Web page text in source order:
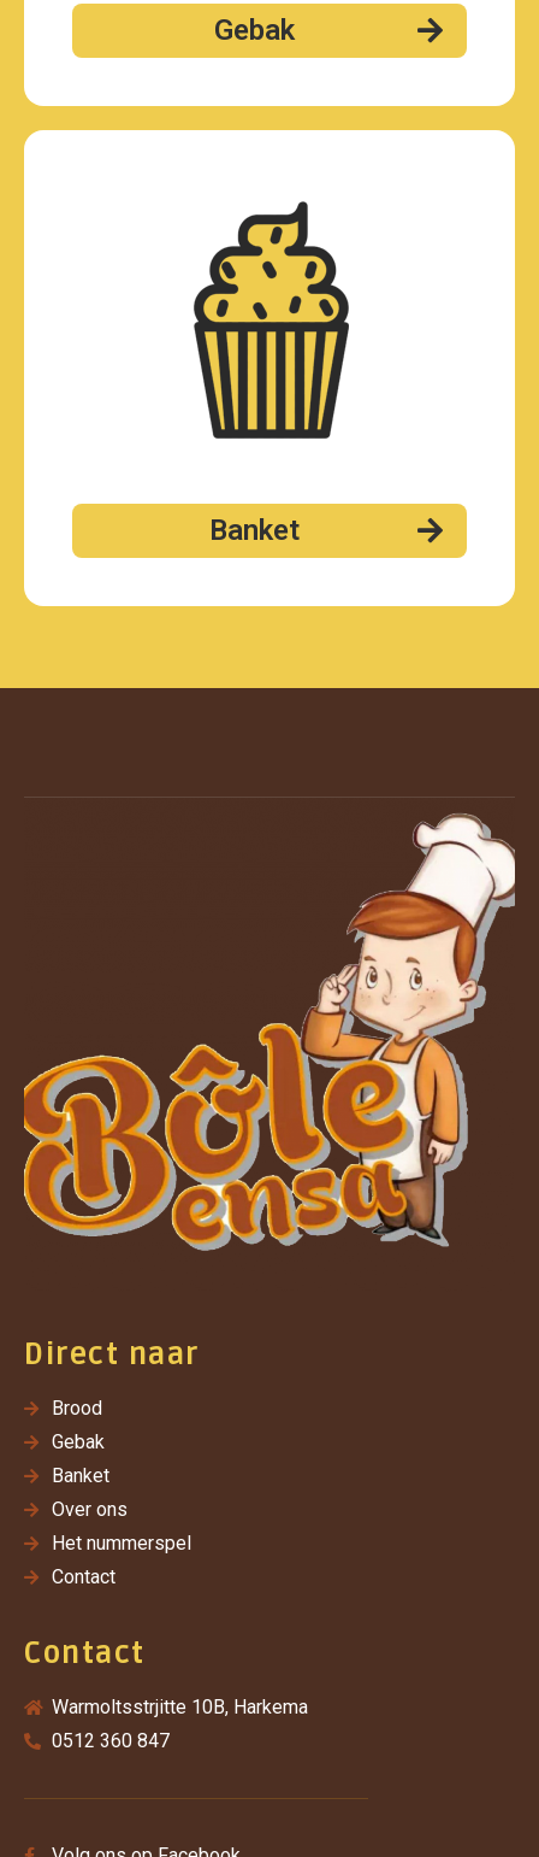
Gebak
Banket
Direct naar
Brood
Gebak
Banket
Over ons
Het nummerspel
Contact
Contact
Warmoltsstrjitte 10B, Harkema
0512 360 847